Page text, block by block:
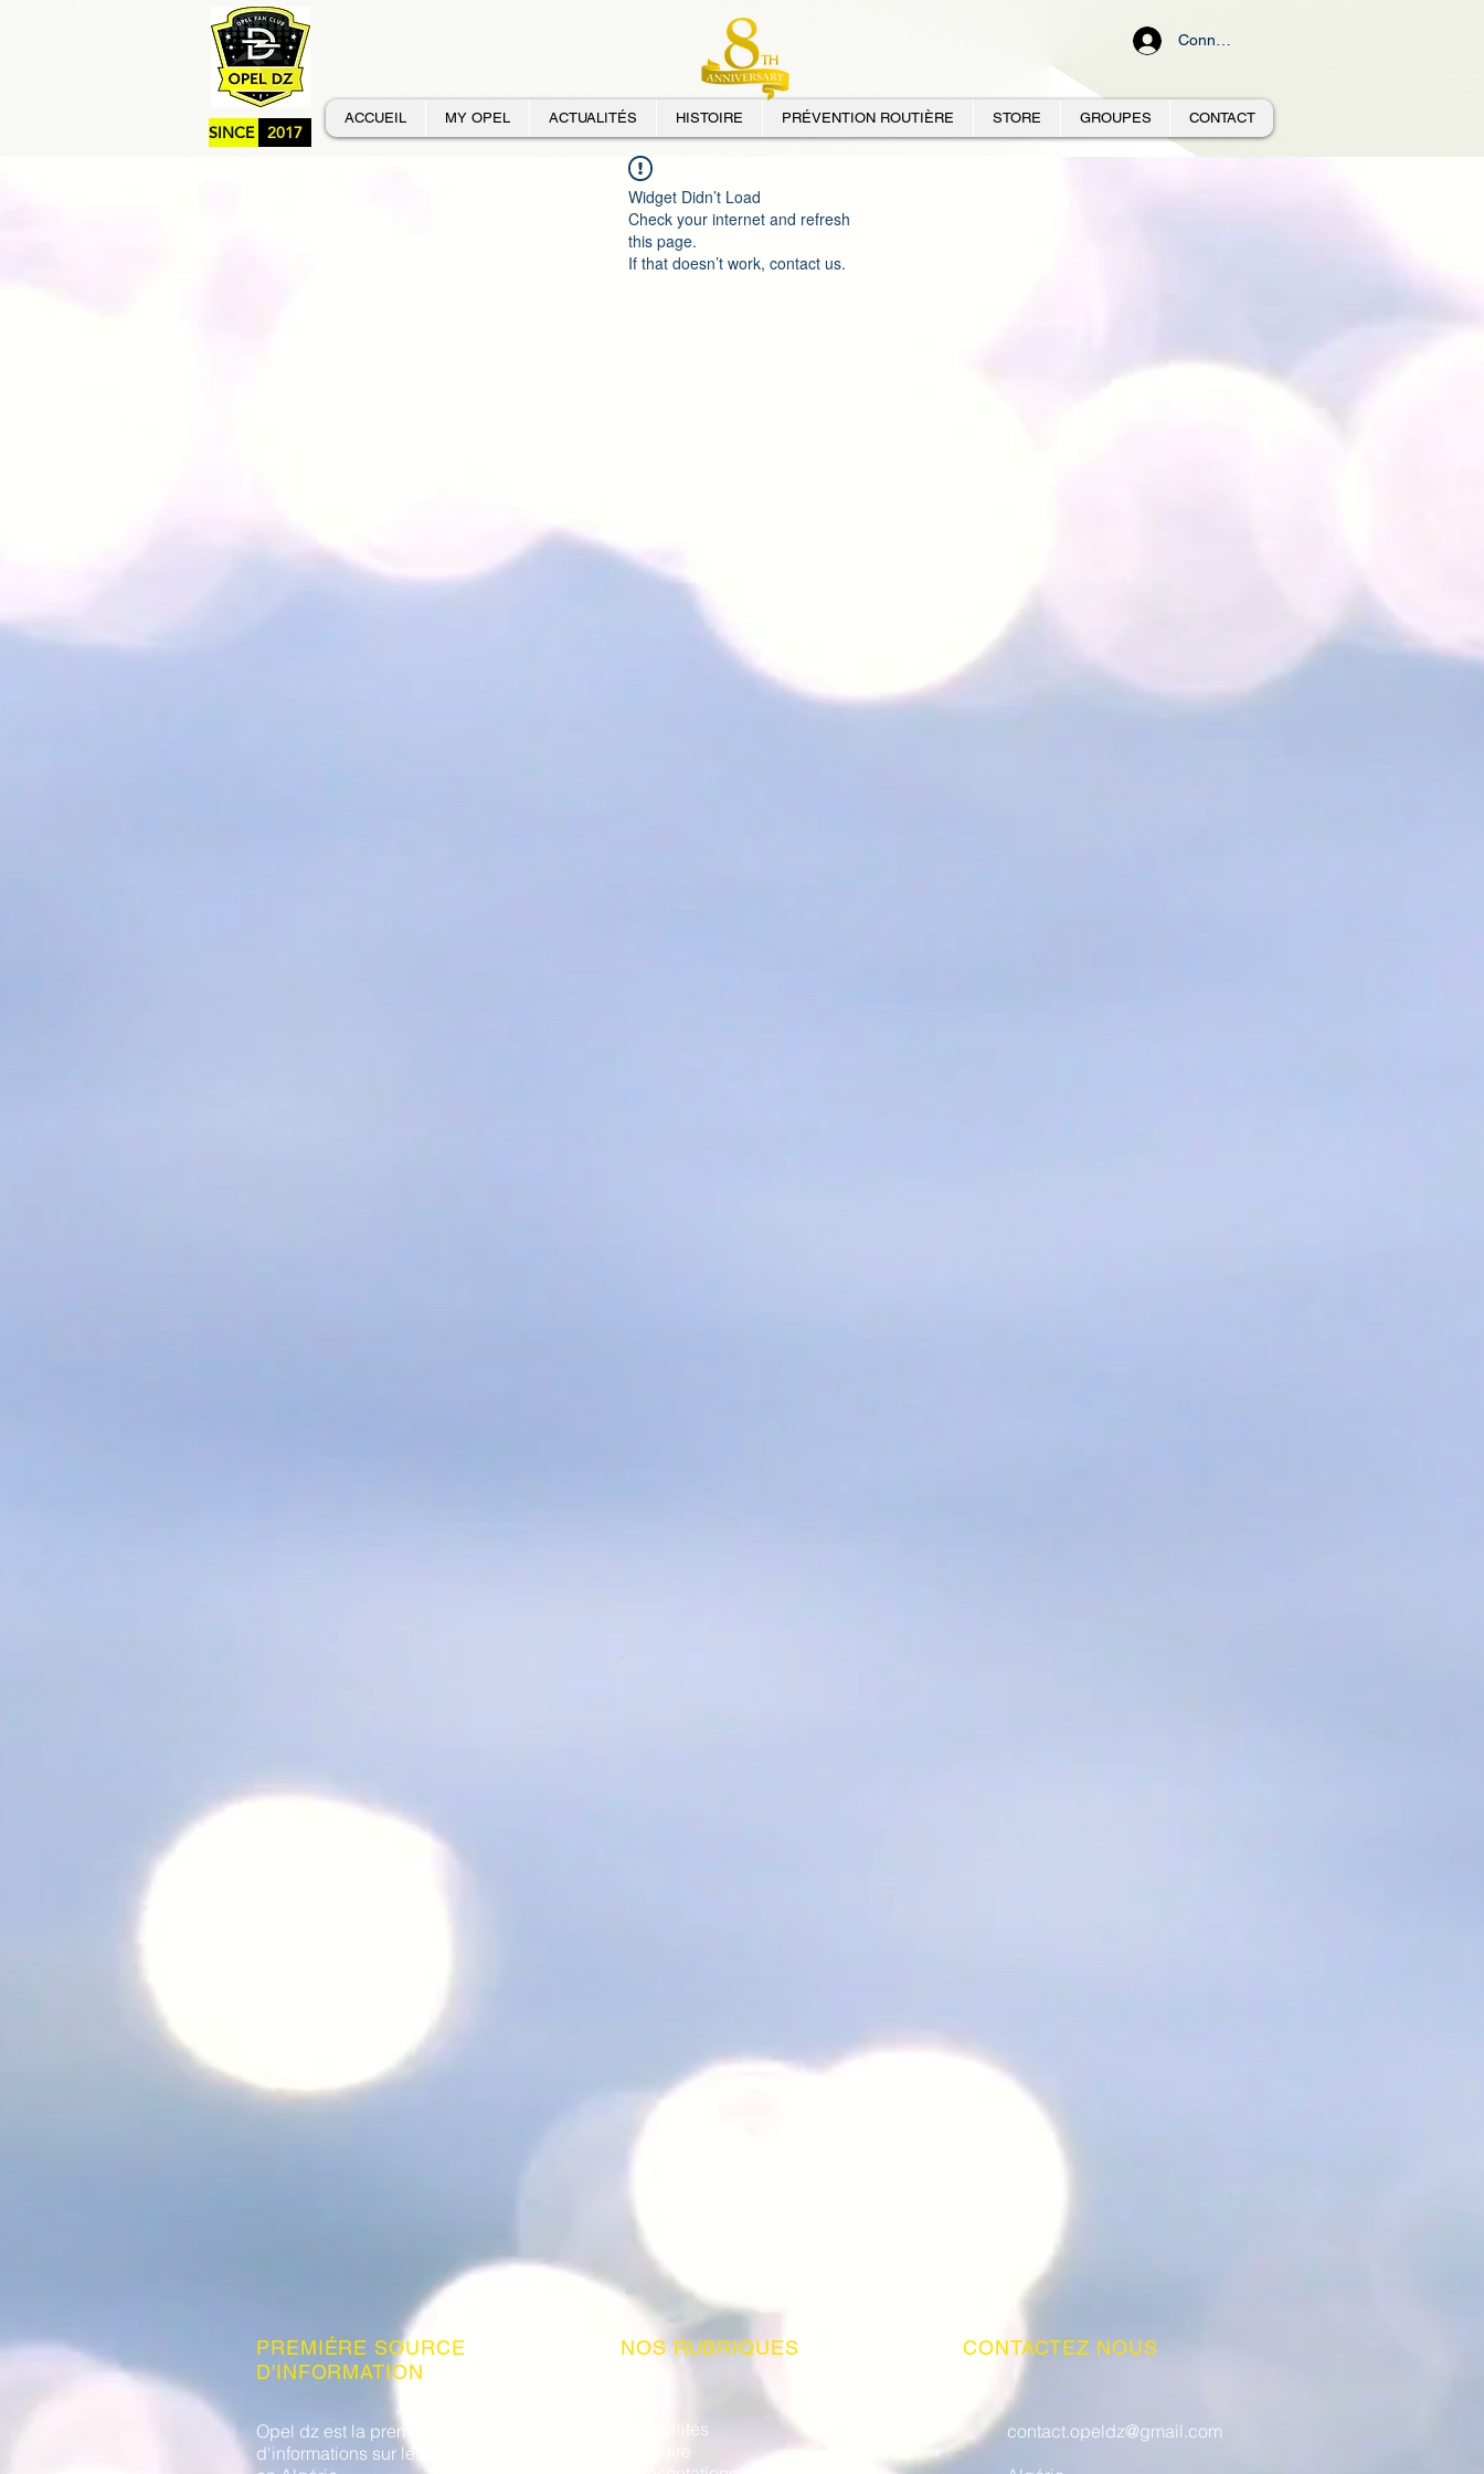
SINCE 2017
Connexion
ACCUEIL MY OPEL ACTUALITÉS HISTOIRE PRÉVENTION ROUTIÈRE STORE GROUPES CONTACT
Widget Didn’t Load
Check your internet and refresh
this page.
If that doesn’t work, contact us.
PREMIÉRE SOURCE
D'INFORMATION
NOS RUBRIQUES CONTACTEZ NOUS
Opel dz est la première source
d'informations sur les Opel
- Actualités
- Histoire
contact.opeldz@gmail.com